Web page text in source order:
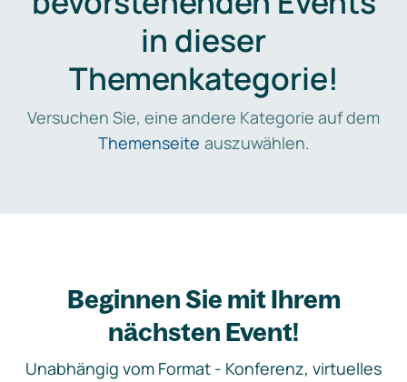
in dieser
Themenkategorie!
Versuchen Sie, eine andere Kategorie auf dem
Themenseite auszuwählen.
Beginnen Sie mit Ihrem
nächsten Event!
Unabhängig vom Format - Konferenz, virtuelles